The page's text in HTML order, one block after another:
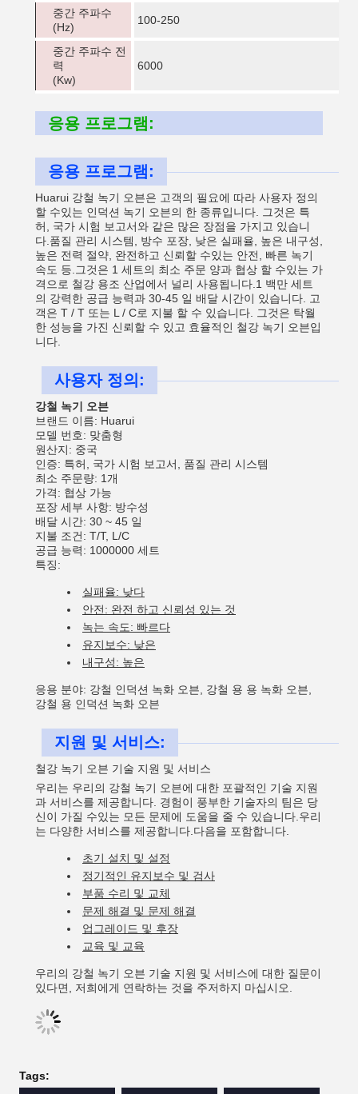
중간 주파수
(Hz)
100-250
중간 주파수 전
력
(Kw)
6000
응용 프로그램:
응용 프로그램:
Huarui 강철 녹기 오븐은 고객의 필요에 따라 사용자 정의
할 수있는 인덕션 녹기 오븐의 한 종류입니다. 그것은 특
허, 국가 시험 보고서와 같은 많은 장점을 가지고 있습니
다.품질 관리 시스템, 방수 포장, 낮은 실패율, 높은 내구성,
높은 전력 절약, 완전하고 신뢰할 수있는 안전, 빠른 녹기
속도 등.그것은 1 세트의 최소 주문 양과 협상 할 수있는 가
격으로 철강 용조 산업에서 널리 사용됩니다.1 백만 세트
의 강력한 공급 능력과 30-45 일 배달 시간이 있습니다. 고
객은 T / T 또는 L / C로 지불 할 수 있습니다. 그것은 탁월
한 성능을 가진 신뢰할 수 있고 효율적인 철강 녹기 오븐입
니다.
사용자 정의:
강철 녹기 오븐
브랜드 이름: Huarui
모델 번호: 맞춤형
원산지: 중국
인증: 특허, 국가 시험 보고서, 품질 관리 시스템
최소 주문량: 1개
가격: 협상 가능
포장 세부 사항: 방수성
배달 시간: 30 ~ 45 일
지불 조건: T/T, L/C
공급 능력: 1000000 세트
특징:
실패율: 낮다
안전: 완전 하고 신뢰성 있는 것
녹는 속도: 빠르다
유지보수: 낮은
내구성: 높은
응용 분야: 강철 인덕션 녹화 오븐, 강철 용 용 녹화 오븐,
강철 용 인덕션 녹화 오븐
지원 및 서비스:
철강 녹기 오븐 기술 지원 및 서비스
우리는 우리의 강철 녹기 오븐에 대한 포괄적인 기술 지원
과 서비스를 제공합니다. 경험이 풍부한 기술자의 팀은 당
신이 가질 수있는 모든 문제에 도움을 줄 수 있습니다.우리
는 다양한 서비스를 제공합니다.다음을 포함합니다.
초기 설치 및 설정
정기적인 유지보수 및 검사
부품 수리 및 교체
문제 해결 및 문제 해결
업그레이드 및 후장
교육 및 교육
우리의 강철 녹기 오븐 기술 지원 및 서비스에 대한 질문이
있다면, 저희에게 연락하는 것을 주저하지 마십시오.
Tags: